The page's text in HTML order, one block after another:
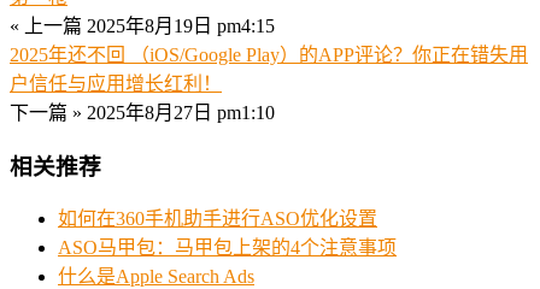
« 上一篇 2025年8月19日 pm4:15
2025年还不回 （iOS/Google Play）的APP评论？你正在错失用
户信任与应用增长红利！
下一篇 » 2025年8月27日 pm1:10
相关推荐
如何在360手机助手进行ASO优化设置
ASO马甲包：马甲包上架的4个注意事项
什么是Apple Search Ads